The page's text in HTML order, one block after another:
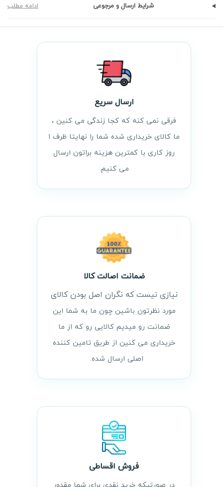
شرایط ارسال و مرجوعی ادامه مطلب
ارسال سریع
فرقی نمی کنه که کجا زندگی می کنین ،
ما کالای خریداری شده شما را نهایتا ظرف ۱
روز کاری با کمترین هزینه براتون ارسال
می کنیم.
ضمانت اصالت کالا
نیازی نیست که نگران اصل بودن کالای
مورد نظرتون باشین چون ما به شما این
ضمانت رو میدیم کالایی رو که از ما
خریداری می کنین از طریق تامین کننده
اصلی ارسال شده.
فروش اقساطی